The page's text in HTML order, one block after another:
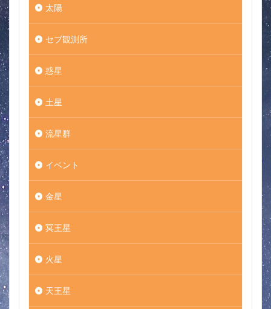
太陽
セブ観測所
惑星
土星
流星群
イベント
金星
冥王星
火星
天王星